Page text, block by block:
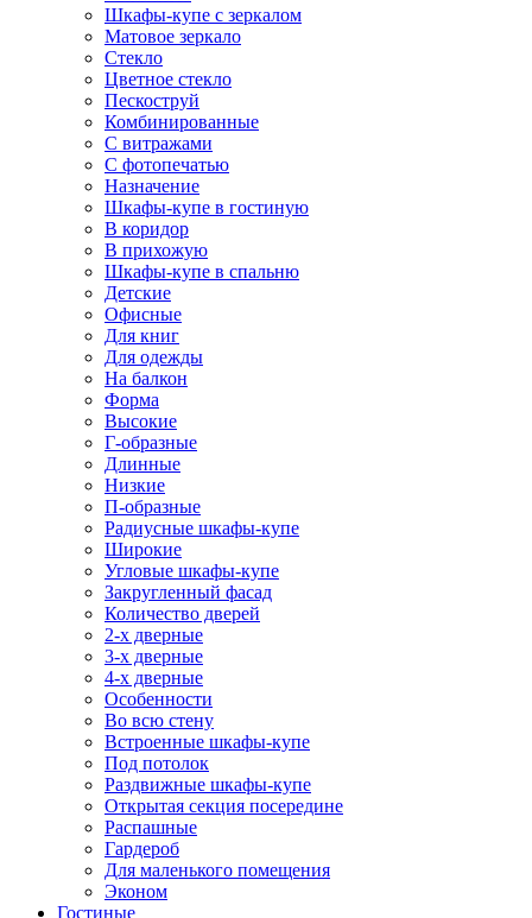
Шкафы-купе с зеркалом
Матовое зеркало
Стекло
Цветное стекло
Пескоструй
Комбинированные
С витражами
С фотопечатью
Назначение
Шкафы-купе в гостиную
В коридор
В прихожую
Шкафы-купе в спальню
Детские
Офисные
Для книг
Для одежды
На балкон
Форма
Высокие
Г-образные
Длинные
Низкие
П-образные
Радиусные шкафы-купе
Широкие
Угловые шкафы-купе
Закругленный фасад
Количество дверей
2-х дверные
3-х дверные
4-х дверные
Особенности
Во всю стену
Встроенные шкафы-купе
Под потолок
Раздвижные шкафы-купе
Открытая секция посередине
Распашные
Гардероб
Для маленького помещения
Эконом
Гостиные